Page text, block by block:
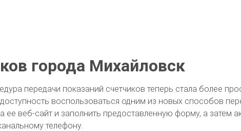
города Михайловск
передачи показаний счетчиков теперь стала более
воспользоваться одним из новых способов
веб-сайт и заполнить предоставленную форму, а затем
телефону.